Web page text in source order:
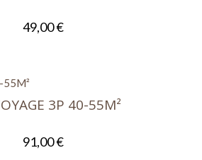
out
49,00€
3P 40-55M²
out
91,00€